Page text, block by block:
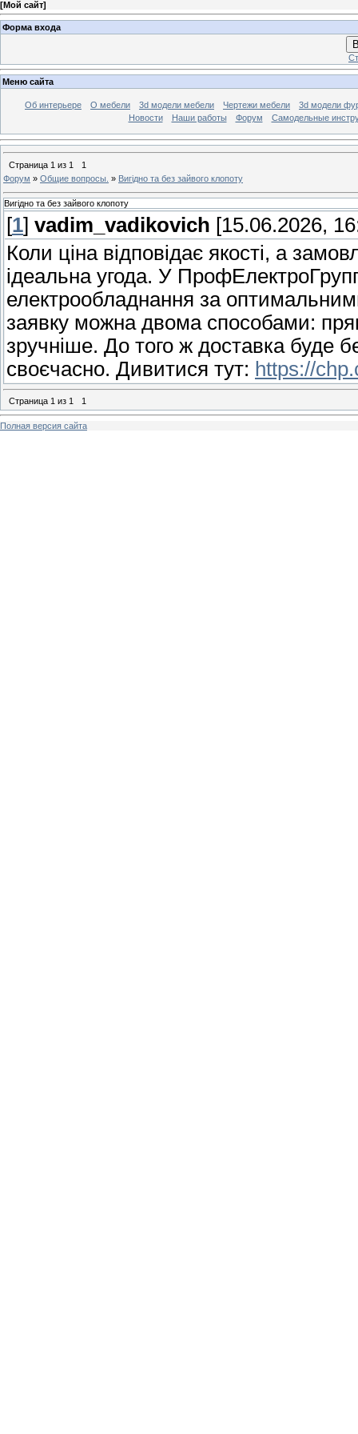
[Мой сайт]
Форма входа
Меню сайта
Об интерьере О мебели 3d модели мебели Чертежи мебели
3d модели
Новости
Наши работы Форум Самодельные
Страница 1 из 1
1
Форум » Общие вопросы. » Вигідно та без зайвого клопоту
Вигідно та без зайвого клопоту
[1] vadim_vadikovich [15.06.2026,
Коли ціна відповідає якості, а
ідеальна угода. У
електрообладнання за
заявку можна двома способами:
зручніше. До того ж доставка буде
своєчасно. Дивитися тут: https://
Страница 1 из 1 1
Полная версия сайта